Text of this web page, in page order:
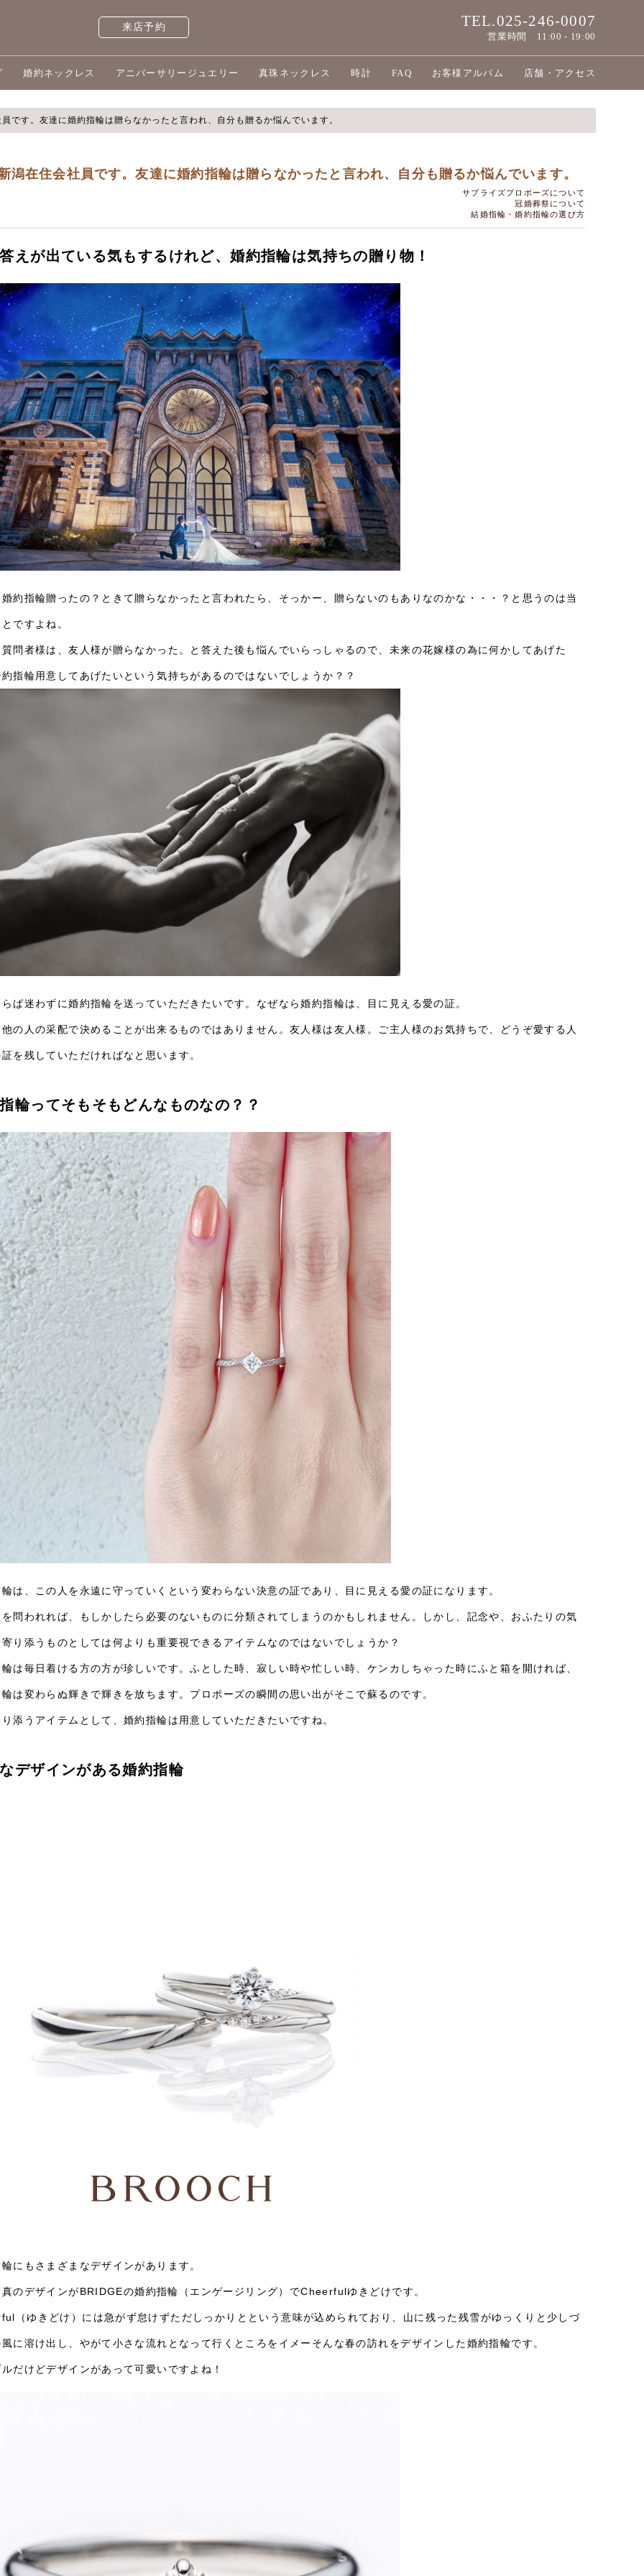
来店予約 TEL.025-246-0007
営業時間 11:00 - 19:00
婚約ネックレス アニバーサリージュエリー 真珠ネックレス 時計 FAQ お客様アルバム 店舗・アクセス
です。友達に婚約指輪は贈らなかったと言われ、自分も贈るか悩んでいます。
潟在住会社員です。友達に婚約指輪は贈らなかったと言われ、自分も贈るか悩んでいます。
サプライズプロポーズについて
冠婚葬祭について
結婚指輪・婚約指輪の選び方
えが出ている気もするけれど、婚約指輪は気持ちの贈り物！
約指輪贈ったの？ときて贈らなかったと言われたら、そっかー、贈らないのもありなのかな・・・？と思うのは当
ですよね。
問者様は、友人様が贈らなかった。と答えた後も悩んでいらっしゃるので、未来の花嫁様の為に何かしてあげた
指輪用意してあげたいという気持ちがあるのではないでしょうか？？
ば迷わずに婚約指輪を送っていただきたいです。なぜなら婚約指輪は、目に見える愛の証。
の人の采配で決めることが出来るものではありません。友人様は友人様。ご主人様のお気持ちで、どうぞ愛する人
を残していただければなと思います。
輪ってそもそもどんなものなの？？
は、この人を永遠に守っていくという変わらない決意の証であり、目に見える愛の証になります。
問われれば、もしかしたら必要のないものに分類されてしまうのかもしれません。しかし、記念や、おふたりの気
り添うものとしては何よりも重要視できるアイテムなのではないでしょうか？
は毎日着ける方の方が珍しいです。ふとした時、寂しい時や忙しい時、ケンカしちゃった時にふと箱を開ければ、
は変わらぬ輝きで輝きを放ちます。プロポーズの瞬間の思い出がそこで蘇るのです。
添うアイテムとして、婚約指輪は用意していただきたいですね。
デザインがある婚約指輪
にもさまざまなデザインがあります。
のデザインがBRIDGEの婚約指輪（エンゲージリング）でCheerfulゆきどけです。
（ゆきどけ）には急がず怠けずただしっかりとという意味が込められており、山に残った残雪がゆっくりと少しづ
に溶け出し、やがて小さな流れとなって行くところをイメーそんな春の訪れをデザインした婚約指輪です。
だけどデザインがあって可愛いですよね！